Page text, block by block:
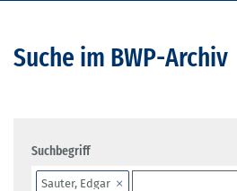
Suche im BWP-Archiv
Suchbegriff
Sauter, Edgar